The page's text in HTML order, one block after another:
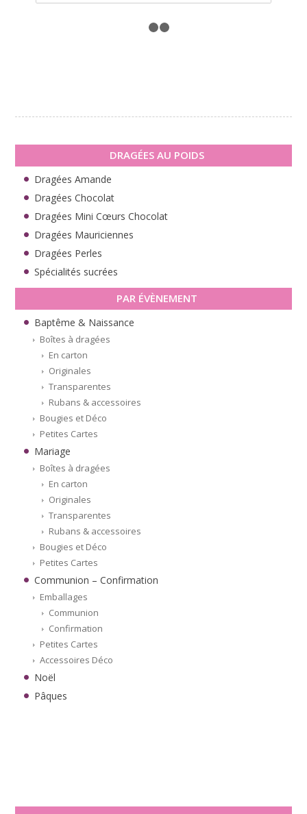
DRAGÉES AU POIDS
Dragées Amande
Dragées Chocolat
Dragées Mini Cœurs Chocolat
Dragées Mauriciennes
Dragées Perles
Spécialités sucrées
PAR ÉVÈNEMENT
Baptême & Naissance
Boîtes à dragées
En carton
Originales
Transparentes
Rubans & accessoires
Bougies et Déco
Petites Cartes
Mariage
Boîtes à dragées
En carton
Originales
Transparentes
Rubans & accessoires
Bougies et Déco
Petites Cartes
Communion – Confirmation
Emballages
Communion
Confirmation
Petites Cartes
Accessoires Déco
Noël
Pâques